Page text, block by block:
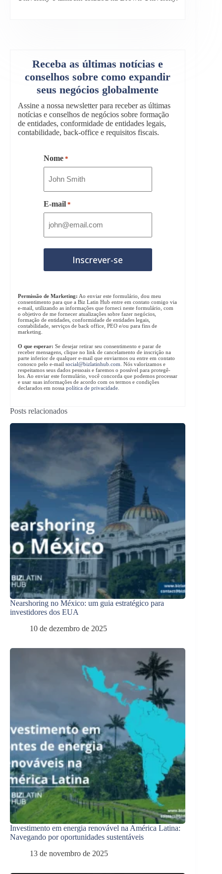
Receba as últimas notícias e
conselhos sobre como expandir
seus negócios globalmente
Assine a nossa newsletter para receber as últimas
notícias e conselhos de negócios sobre formação
de entidades, conformidade de entidades legais,
contabilidade, back-office e requisitos fiscais.
Nome *
E-mail *
Permissão de Marketing: Ao enviar este formulário, dou meu
consentimento para que a Biz Latin Hub entre em contato comigo via
e-mail, utilizando as informações que forneci neste formulário, com
o objetivo de me fornecer atualizações sobre fazer negócios,
formação de entidades, conformidade de entidades legais,
contabilidade, serviços de back office, PEO e/ou para fins de
marketing.
O que esperar: Se desejar retirar seu consentimento e parar de
receber mensagens, clique no link de cancelamento de inscrição na
parte inferior de qualquer e-mail que enviarmos ou entre em contato
conosco pelo e-mail social@bizlatinhub.com . Nós valorizamos e
respeitamos seus dados pessoais e faremos o possível para protegê-
los. Ao enviar este formulário, você concorda que podemos processar
e usar suas informações de acordo com os termos e condições
declarados em nossa política de privacidade
Posts relacionados
Nearshoring no México: um guia estratégico para
investidores dos EUA
10 de dezembro de 2025
Investimento em energia renovável na América Latina:
Navegando por oportunidades sustentáveis
13 de novembro de 2025